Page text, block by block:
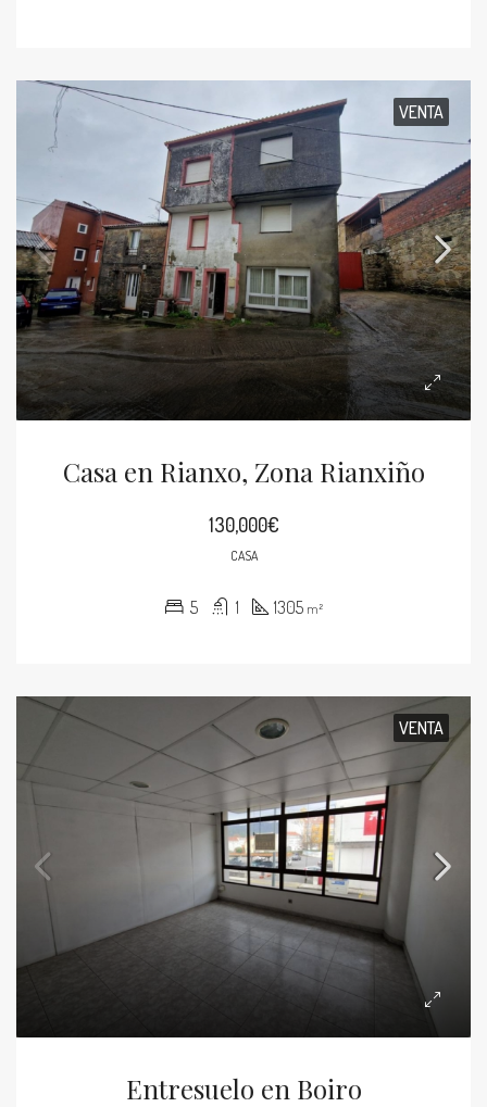
VENTA
Casa en Rianxo, Zona Rianxiño
130,000€
CASA
5 1 1305 m²
VENTA
Entresuelo en Boiro